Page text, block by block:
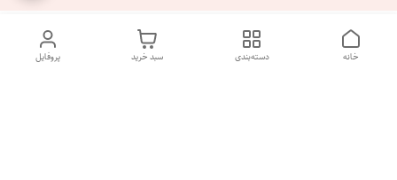
پروفایل سبد خرید دسته‌بندی خانه